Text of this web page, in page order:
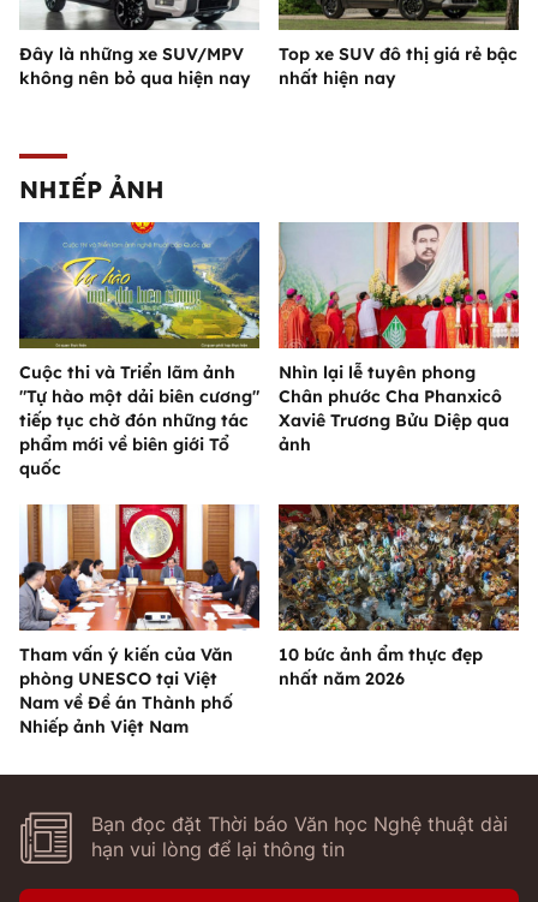
Đây là những xe SUV/MPV
không nên bỏ qua hiện nay
Top xe SUV đô thị giá rẻ bậc
nhất hiện nay
NHIẾP ẢNH
Cuộc thi và Triển lãm ảnh
"Tự hào một dải biên cương"
tiếp tục chờ đón những tác
phẩm mới về biên giới Tổ
quốc
Nhìn lại lễ tuyên phong
Chân phước Cha Phanxicô
Xaviê Trương Bửu Diệp qua
ảnh
Tham vấn ý kiến của Văn
phòng UNESCO tại Việt
Nam về Đề án Thành phố
Nhiếp ảnh Việt Nam
10 bức ảnh ẩm thực đẹp
nhất năm 2026
Bạn đọc đặt Thời báo Văn học Nghệ thuật dài
hạn vui lòng để lại thông tin